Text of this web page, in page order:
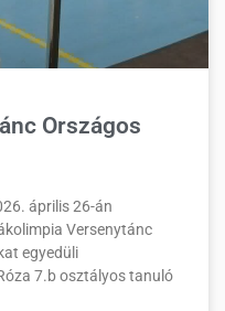
Országos
április 26-án
Versenytánc
egyedüli
7.b osztályos tanuló